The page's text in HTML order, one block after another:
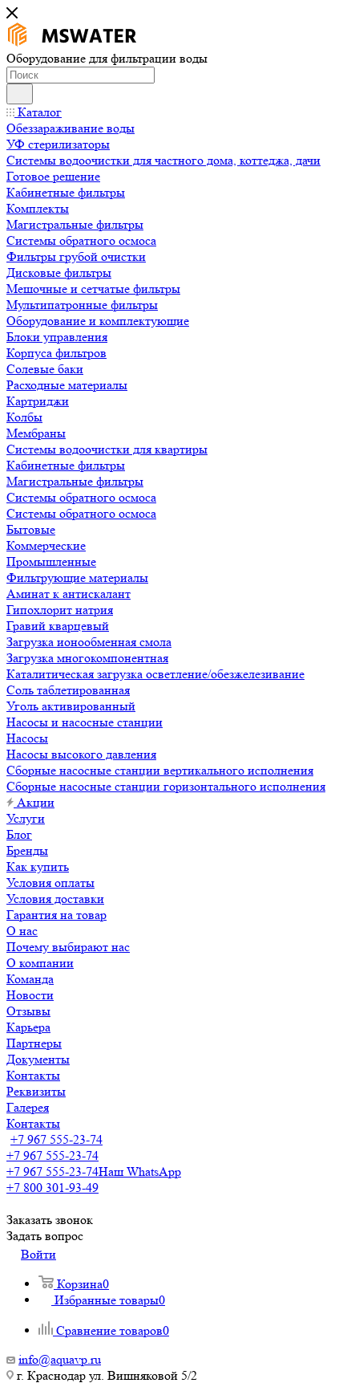
Оборудование для фильтрации воды
Каталог
Обеззараживание воды
УФ стерилизаторы
Системы водоочистки для частного дома, коттеджа, дачи
Готовое решение
Кабинетные фильтры
Комплекты
Магистральные фильтры
Системы обратного осмоса
Фильтры грубой очистки
Дисковые фильтры
Мешочные и сетчатые фильтры
Мультипатронные фильтры
Оборудование и комплектующие
Блоки управления
Корпуса фильтров
Солевые баки
Расходные материалы
Картриджи
Колбы
Мембраны
Системы водоочистки для квартиры
Кабинетные фильтры
Магистральные фильтры
Системы обратного осмоса
Системы обратного осмоса
Бытовые
Коммерческие
Промышленные
Фильтрующие материалы
Аминат к антискалант
Гипохлорит натрия
Гравий кварцевый
Загрузка ионообменная смола
Загрузка многокомпонентная
Каталитическая загрузка осветление/обезжелезивание
Соль таблетированная
Уголь активированный
Насосы и насосные станции
Насосы
Насосы высокого давления
Сборные насосные станции вертикального исполнения
Сборные насосные станции горизонтального исполнения
Акции
Услуги
Блог
Бренды
Как купить
Условия оплаты
Условия доставки
Гарантия на товар
О нас
Почему выбирают нас
О компании
Команда
Новости
Отзывы
Карьера
Партнеры
Документы
Контакты
Реквизиты
Галерея
Контакты
+7 967 555-23-74
+7 967 555-23-74
+7 967 555-23-74Наш WhatsApp
+7 800 301-93-49
Заказать звонок
Задать вопрос
Войти
Корзина0
Избранные товары0
Сравнение товаров0
info@aquavp.ru
г. Краснодар ул. Вишняковой 5/2